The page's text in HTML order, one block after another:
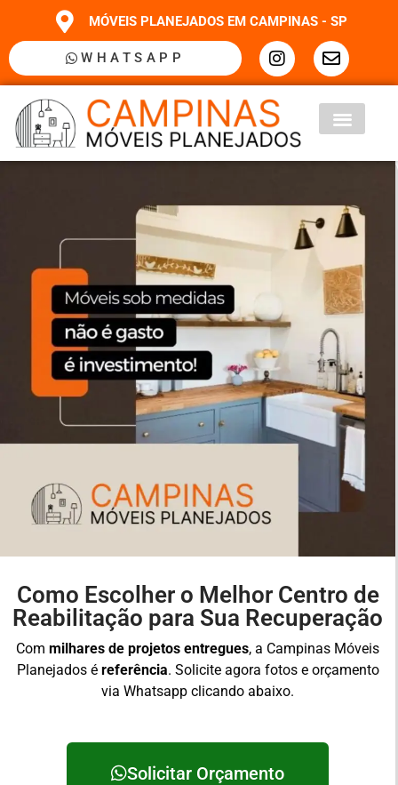
MÓVEIS PLANEJADOS EM CAMPINAS - SP
WHATSAPP
Como Escolher o Melhor Centro de
Reabilitação para Sua Recuperação
Com milhares de projetos entregues, a Campinas Móveis
Planejados é referência. Solicite agora fotos e orçamento
via Whatsapp clicando abaixo.
Solicitar Orçamento